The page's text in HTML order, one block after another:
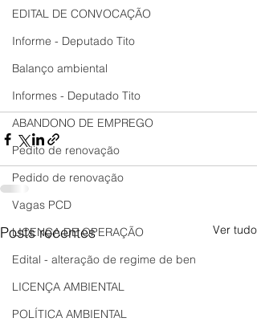
EDITAL DE CONVOCAÇÃO
Informe - Deputado Tito
Balanço ambiental
Informes - Deputado Tito
ABANDONO DE EMPREGO
Pedito de renovação
Pedido de renovação
Vagas PCD
LICENÇA DE OPERAÇÃO
Edital - alteração de regime de ben
LICENÇA AMBIENTAL
POLÍTICA AMBIENTAL
Posts recentes Ver tudo